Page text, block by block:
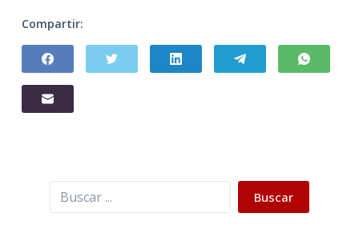
Compartir:
Buscar Buscar